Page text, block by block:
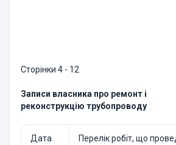
Сторінки 4 - 12
Записи власника про ремонт і
реконструкцію трубопроводу
Дата
Перелік робіт, що